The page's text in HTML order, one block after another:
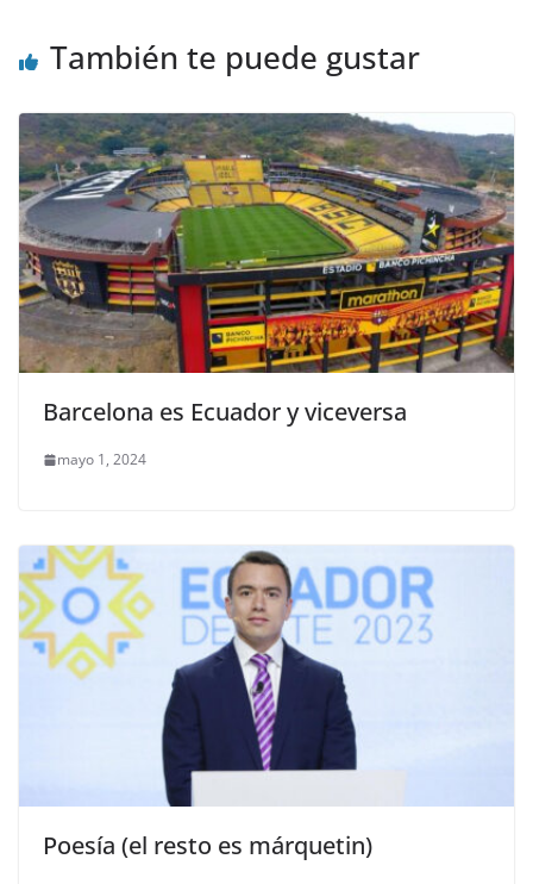
También te puede gustar
Barcelona es Ecuador y viceversa
mayo 1, 2024
Poesía (el resto es márquetin)